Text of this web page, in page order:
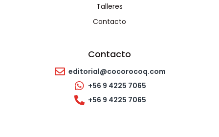
Talleres
Contacto
Contacto
editorial@cocorocoq.com
+56 9 4225 7065
+56 9 4225 7065